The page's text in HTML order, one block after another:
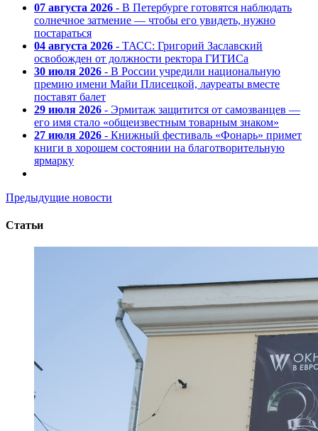
07 августа 2026 - В Петербурге готовятся наблюдать
солнечное затмение — чтобы его увидеть, нужно
постараться
04 августа 2026 - ТАСС: Григорий Заславский
освобожден от должности ректора ГИТИСа
30 июля 2026 - В России учредили национальную
премию имени Майи Плисецкой, лауреаты вместе
поставят балет
29 июля 2026 - Эрмитаж защитится от самозванцев —
его имя стало «общеизвестным товарным знаком»
27 июля 2026 - Книжный фестиваль «Фонарь» примет
книги в хорошем состоянии на благотворительную
ярмарку
Предыдущие новости
Статьи